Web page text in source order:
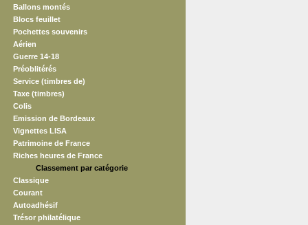
Ballons montés
Blocs feuillet
Pochettes souvenirs
Aérien
Guerre 14-18
Préoblitérés
Service (timbres de)
Taxe (timbres)
Colis
Emission de Bordeaux
Vignettes LISA
Patrimoine de France
Riches heures de France
Classement par catégorie
Classique
Courant
Autoadhésif
Trésor philatélique